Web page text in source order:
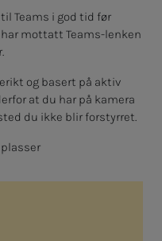
Teams i god tid før
mottatt Teams-lenken
og basert på aktiv
at du har på kamera
du ikke blir forstyrret.